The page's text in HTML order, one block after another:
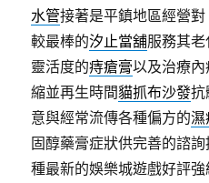
水管接著是平鎮地區經營
較最棒的汐止當舖服務其
靈活度的痔瘡膏以及治療
縮並再生時間貓抓布沙發抗
意與經常流傳各種偏方的濕
固醇藥膏症狀供完善的諮
種最新的娛樂城遊戲好評